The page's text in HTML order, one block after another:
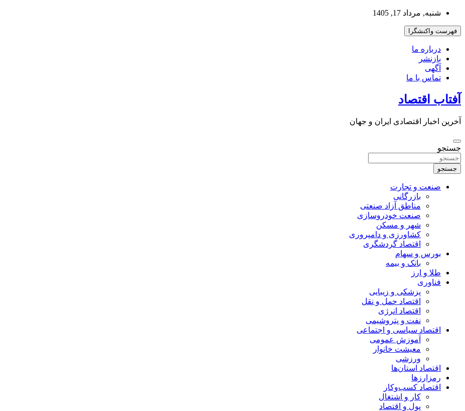
بروید
شنبه, مرداد 17, 1405
فهرست واکنشگرا
درباره ما
بازنشر
آگهی
تماس با ما
آفتاب اقتصاد
آخرین اخبار اقتصادی ایران و جهان
جستجو
جستجو
صنعت و تجارت
بازرگانی
مناطق آزاد صنعتی
صنعت خودروسازی
شهر و مسکن
کشاورزی و دامپروری
اقتصاد گردشگری
بورس و سهام
بانک و بیمه
طلا و ارز
فناوری
پزشکی و زیبایی
اقتصاد حمل و نقل
اقتصاد انرژی
نفت و پتروشیمی
اقتصاد سیاسی و اجتماعی
آموزش عمومی
معیشت خانوار
ورزشی
اقتصاد استان‌ها
رمزارزها
اقتصاد کسب‌و‌کار
کار و اشتغال
پول و اقتصاد